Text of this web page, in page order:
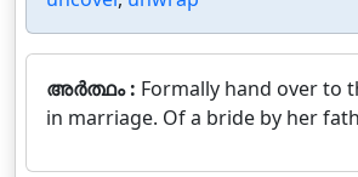
അർത്ഥം : Formally hand over to
in marriage. Of a bride by her